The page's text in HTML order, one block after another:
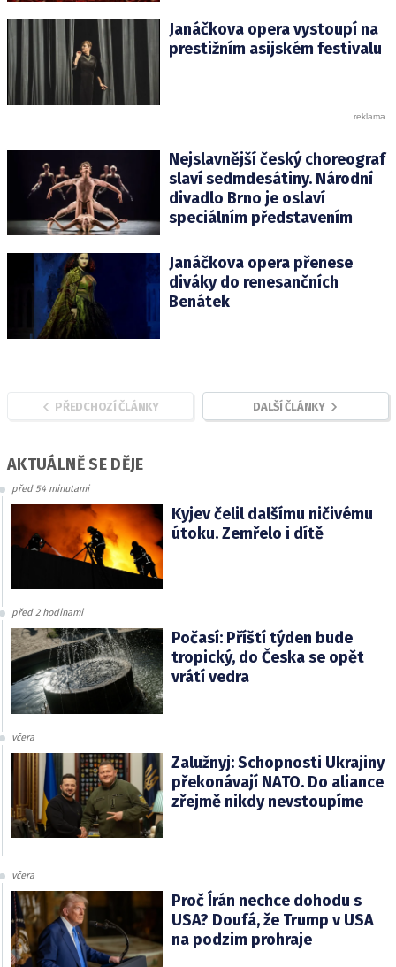
Janáčkova opera vystoupí na
prestižním asijském festivalu
Nejslavnější český choreograf
slaví sedmdesátiny. Národní
divadlo Brno je oslaví
speciálním představením
Janáčkova opera přenese
diváky do renesančních
Benátek
PŘEDCHOZÍ ČLÁNKY DALŠÍ ČLÁNKY
AKTUÁLNĚ SE DĚJE
před 54 minutami
Kyjev čelil dalšímu ničivému
útoku. Zemřelo i dítě
před 2 hodinami
Počasí: Příští týden bude
tropický, do Česka se opět
vrátí vedra
včera
Zalužnyj: Schopnosti Ukrajiny
překonávají NATO. Do aliance
zřejmě nikdy nevstoupíme
včera
Proč Írán nechce dohodu s
USA? Doufá, že Trump v USA
na podzim prohraje